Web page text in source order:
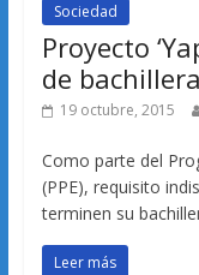
Sociedad
Proyecto
de
19 octubre, 2015
Como parte del
(PPE), requisito
terminen su
Leer más